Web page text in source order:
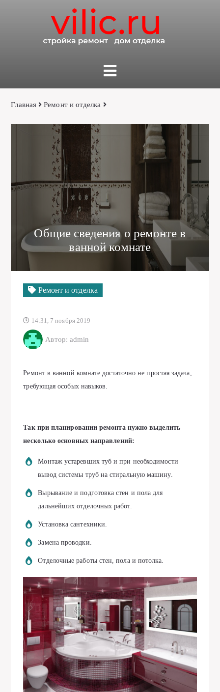
Главная Ремонт и отделка
Общие сведения о ремонте в
ванной комнате
Ремонт и отделка
14:31, 7 ноября 2019
Автор: admin
Ремонт в ванной комнате достаточно не простая задача,
требующая особых навыков.
Так при планировании ремонта нужно выделить
несколько основных направлений:
Монтаж устаревших туб и при необходимости
вывод системы труб на стиральную машину.
Вырывание и подготовка стен и пола для
дальнейших отделочных работ.
Установка сантехники.
Замена проводки.
Отделочные работы стен, пола и потолка.